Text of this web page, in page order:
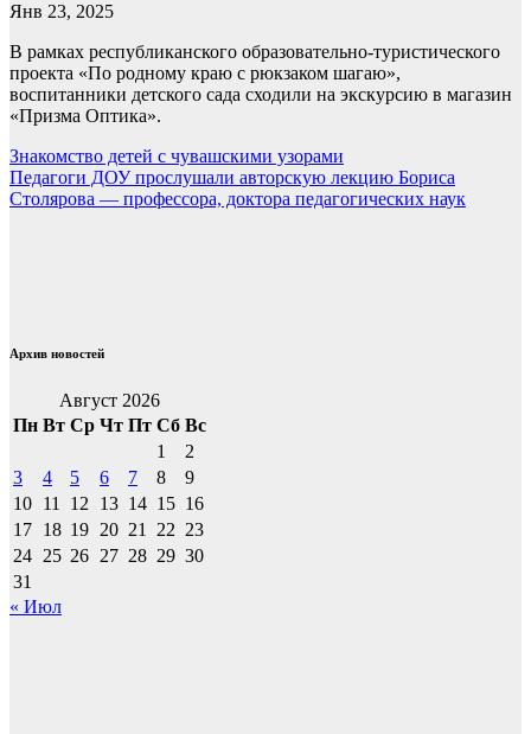
Янв 23, 2025
В рамках республиканского образовательно-туристического
проекта «По родному краю с рюкзаком шагаю»,
воспитанники детского сада сходили на экскурсию в магазин
«Призма Оптика».
Навигация
по
Знакомство детей с чувашскими узорами
Педагоги ДОУ прослушали авторскую лекцию Бориса
Столярова — профессора, доктора педагогических наук
Архив новостей
Август 2026
Пн Вт Ср Чт Пт Сб Вс
1
2
3
4 5 6 7 8
9
10 11 12 13 14 15 16
17 18 19 20 21 22 23
24 25 26 27 28 29 30
31
« Июл